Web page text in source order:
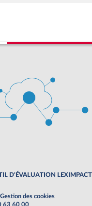
D'ÉVALUATION LEXIMPACT
Gestion des cookies
63 60 00